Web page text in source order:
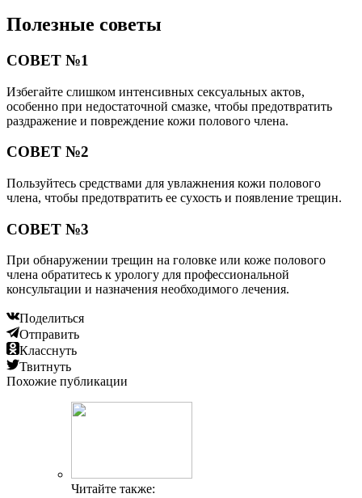
Полезные советы
СОВЕТ №1
Избегайте слишком интенсивных сексуальных актов,
особенно при недостаточной смазке, чтобы предотвратить
раздражение и повреждение кожи полового члена.
СОВЕТ №2
Пользуйтесь средствами для увлажнения кожи полового
члена, чтобы предотвратить ее сухость и появление трещин.
СОВЕТ №3
При обнаружении трещин на головке или коже полового
члена обратитесь к урологу для профессиональной
консультации и назначения необходимого лечения.
Поделиться
Отправить
Класснуть
Твитнуть
Похожие публикации
Читайте также: